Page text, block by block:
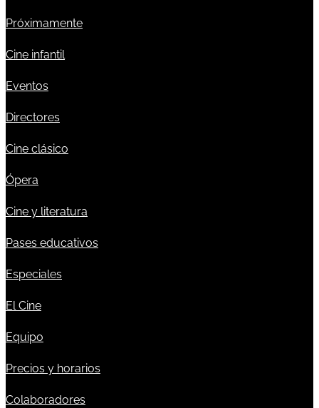
Próximamente
Cine infantil
Eventos
Directores
Cine clásico
Ópera
Cine y literatura
Pases educativos
Especiales
El Cine
Equipo
Precios y horarios
Colaboradores